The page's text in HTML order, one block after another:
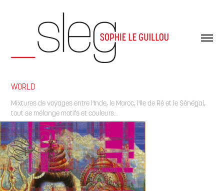
WORLD
Mixtures de voyages entre l'Inde, le Maroc, l'Ile de Ré et le Sénégal,
tout se mélange motifs et couleurs…